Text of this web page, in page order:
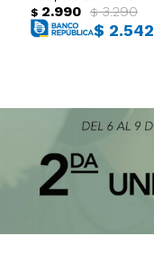
$ 2.990 $ 3.290
$ 2.542